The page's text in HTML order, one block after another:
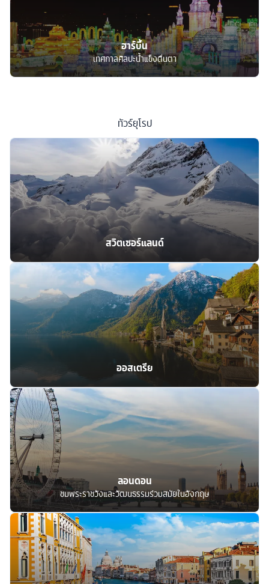
ฮาร์บิ้น
เทศกาลศิลปะน้ำแข็งตื่นตา
ทัวร์ยุโรป
สวิตเซอร์แลนด์
ออสเตรีย
ลอนดอน
ชมพระราชวังและวัฒนธรรมร่วมสมัยในอังกฤษ